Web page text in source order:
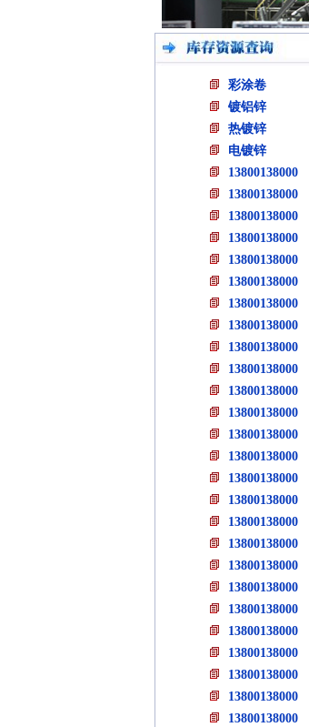
彩涂卷
镀铝锌
热镀锌
电镀锌
13800138000
13800138000
13800138000
13800138000
13800138000
13800138000
13800138000
13800138000
13800138000
13800138000
13800138000
13800138000
13800138000
13800138000
13800138000
13800138000
13800138000
13800138000
13800138000
13800138000
13800138000
13800138000
13800138000
13800138000
13800138000
13800138000